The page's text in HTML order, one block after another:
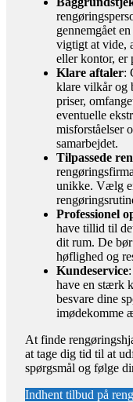
gennemgået
vigtigt at vide,
eller kontor, er
Klare aftaler:
klare vilkår og
priser,
eventuelle
misforståelser
samarbejdet.
Tilpassede
unikke. Vælg
Professionel
have tillid til
dit rum. De
høflighed og
Kundeservice
have en stærk
besvare dine
imødekomme
At finde
at tage dig tid til at
spørgsmål og følge
Indhent tilbud på